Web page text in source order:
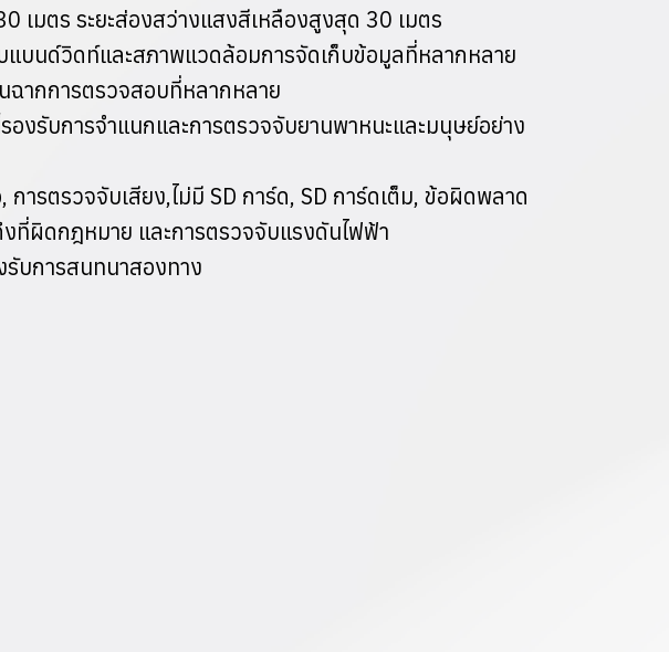
เมตร ระยะส่องสว่างแสงสีเหลืองสูงสุด 30 เมตร
แบนด์วิดท์และสภาพแวดล้อมการจัดเก็บข้อมูลที่หลากหลาย
ฉากการตรวจสอบที่หลากหลาย
งรับการจำแนกและการตรวจจับยานพาหนะและมนุษย์อย่าง
รตรวจจับเสียง,ไม่มี SD การ์ด, SD การ์ดเต็ม, ข้อผิดพลาด
งที่ผิดกฎหมาย และการตรวจจับแรงดันไฟฟ้า
รับการสนทนาสองทาง